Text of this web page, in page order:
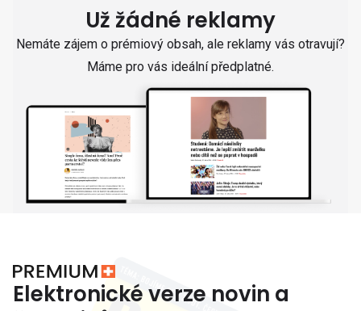
Už žádné reklamy
Nemáte zájem o prémiový obsah, ale reklamy vás otravují?
Máme pro vás ideální předplatné.
Elektronické verze novin a